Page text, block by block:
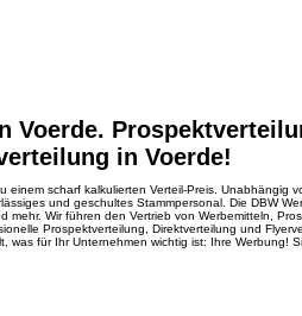
Voerde.
in Voerde!
einem scharf kalkulierten Verteil-Preis. Unabhängig
und geschultes Stammpersonal. Die DBW
Wir führen den Vertrieb von Werbemitteln,
Prospektverteilung, Direktverteilung und
was für Ihr Unternehmen wichtig ist: Ihre Werbung!